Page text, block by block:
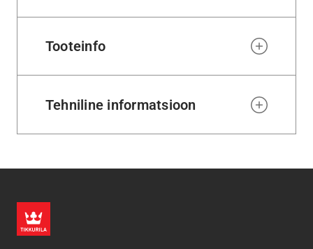
Tooteinfo
Tehniline informatsioon